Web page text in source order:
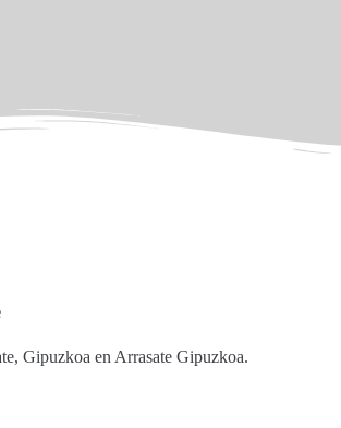
Gipuzkoa en Arrasate Gipuzkoa.